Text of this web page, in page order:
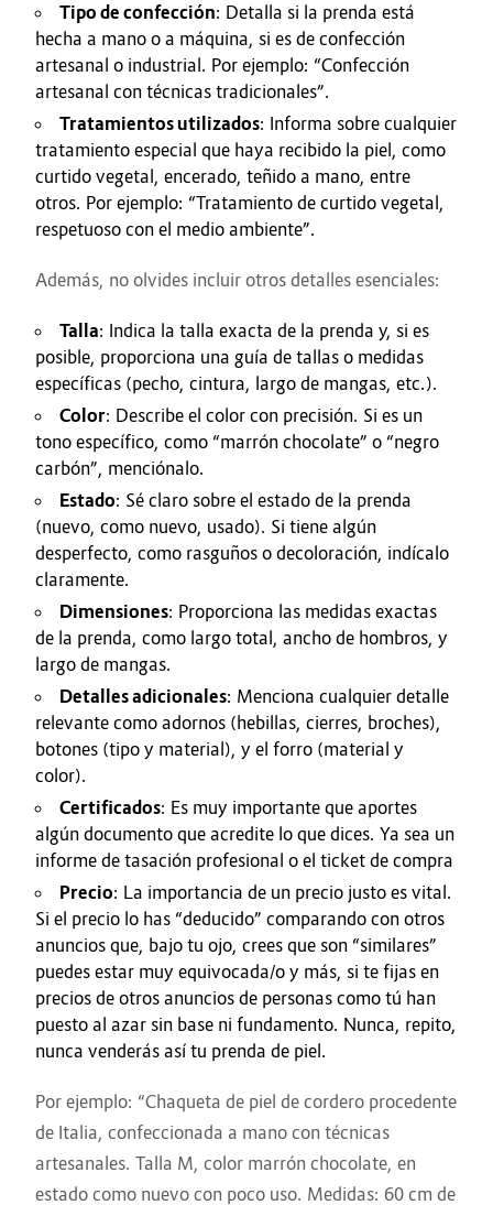
Tipo de confección: Detalla si la prenda está
hecha a mano o a máquina, si es de confección
artesanal o industrial. Por ejemplo: “Confección
artesanal con técnicas tradicionales”.
Tratamientos utilizados: Informa sobre cualquier
tratamiento especial que haya recibido la piel, como
curtido vegetal, encerado, teñido a mano, entre
otros. Por ejemplo: “Tratamiento de curtido vegetal,
respetuoso con el medio ambiente”.
Además, no olvides incluir otros detalles esenciales:
Talla: Indica la talla exacta de la prenda y, si es
posible, proporciona una guía de tallas o medidas
específicas (pecho, cintura, largo de mangas, etc.).
Color: Describe el color con precisión. Si es un
tono específico, como “marrón chocolate” o “negro
carbón”, menciónalo.
Estado: Sé claro sobre el estado de la prenda
(nuevo, como nuevo, usado). Si tiene algún
desperfecto, como rasguños o decoloración, indícalo
claramente.
Dimensiones: Proporciona las medidas exactas
de la prenda, como largo total, ancho de hombros, y
largo de mangas.
Detalles adicionales: Menciona cualquier detalle
relevante como adornos (hebillas, cierres, broches),
botones (tipo y material), y el forro (material y
color).
Certificados: Es muy importante que aportes
algún documento que acredite lo que dices. Ya sea un
informe de tasación profesional o el ticket de compra
Precio: La importancia de un precio justo es vital.
Si el precio lo has “deducido” comparando con otros
anuncios que, bajo tu ojo, crees que son “similares”
puedes estar muy equivocada/o y más, si te fijas en
precios de otros anuncios de personas como tú han
puesto al azar sin base ni fundamento. Nunca, repito,
nunca venderás así tu prenda de piel.
Por ejemplo: “Chaqueta de piel de cordero procedente
de Italia, confeccionada a mano con técnicas
artesanales. Talla M, color marrón chocolate, en
estado como nuevo con poco uso. Medidas: 60 cm de